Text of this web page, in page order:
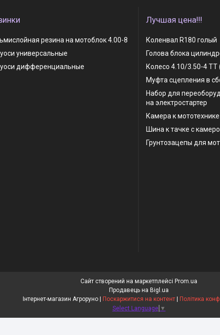
резина на мотоблок 4.00-8
универсальные
дифференциальные
Лучшая цена!!!
Коленвал R180 голый
Голова блока
Колесо 4.10/3.50-4
Муфта сцепления в
Набор для
на электростартер
Камера к
Шина к тачке с
Грунтозацепы для
Сайт створений на маркетплейсі Prom.ua
Продавець на Bigl.ua
Поскаржитися на контент
Політика
Select Language ▼